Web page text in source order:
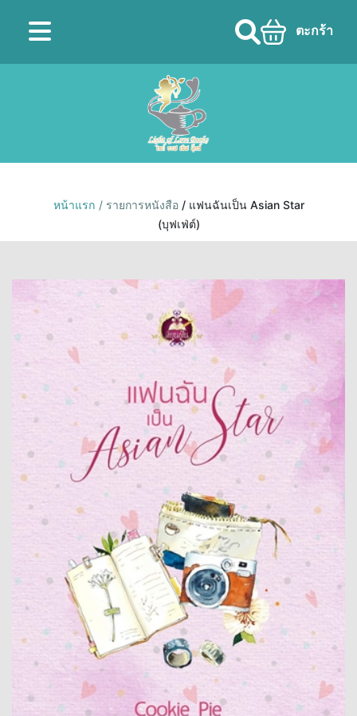
ตะกร้า
หน้าแรก / รายการหนังสือ / แฟนฉันเป็น Asian Star
(บุฟเฟ่ต์)